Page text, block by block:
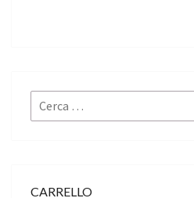
Cerca:
CARRELLO